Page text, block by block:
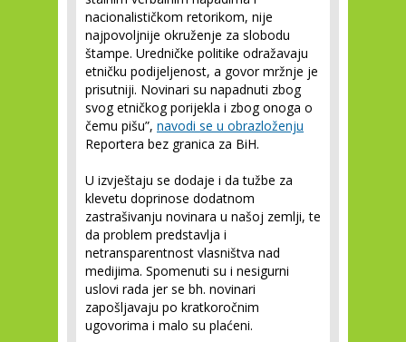
nacionalističkom retorikom, nije
najpovoljnije okruženje za slobodu
štampe. Uredničke politike odražavaju
etničku podijeljenost, a govor mržnje je
prisutniji. Novinari su napadnuti zbog
svog etničkog porijekla i zbog onoga o
čemu pišu”, navodi se u obrazloženju
Reportera bez granica za BiH.
U izvještaju se dodaje i da tužbe za
klevetu doprinose dodatnom
zastrašivanju novinara u našoj zemlji, te
da problem predstavlja i
netransparentnost vlasništva nad
medijima. Spomenuti su i nesigurni
uslovi rada jer se bh. novinari
zapošljavaju po kratkoročnim
ugovorima i malo su plaćeni.